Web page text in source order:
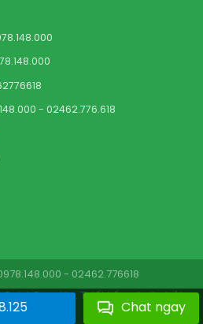
- 02462.776.618
- 02462.776618
. Thiết kế website bởi
Chat ngay